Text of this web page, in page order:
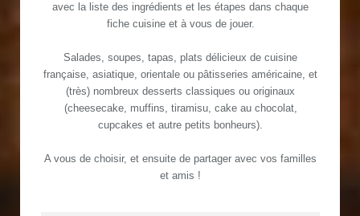
avec la liste des ingrédients et les étapes dans chaque
fiche cuisine et à vous de jouer.
Salades, soupes, tapas, plats délicieux de cuisine
française, asiatique, orientale ou pâtisseries américaine, et
(très) nombreux desserts classiques ou originaux
(cheesecake, muffins, tiramisu, cake au chocolat,
cupcakes et autre petits bonheurs).
A vous de choisir, et ensuite de partager avec vos familles
et amis !